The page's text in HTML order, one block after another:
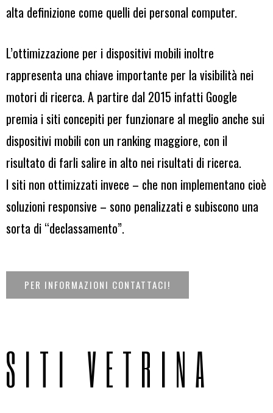
alta definizione come quelli dei personal computer.
L’ottimizzazione per i dispositivi mobili inoltre
rappresenta una chiave importante per la visibilità nei
motori di ricerca. A partire dal 2015 infatti Google
premia i siti concepiti per funzionare al meglio anche sui
dispositivi mobili con un ranking maggiore, con il
risultato di farli salire in alto nei risultati di ricerca.
I siti non ottimizzati invece – che non implementano cioè
soluzioni responsive – sono penalizzati e subiscono una
sorta di “declassamento”.
PER INFORMAZIONI CONTATTACI!
SITI VETRINA